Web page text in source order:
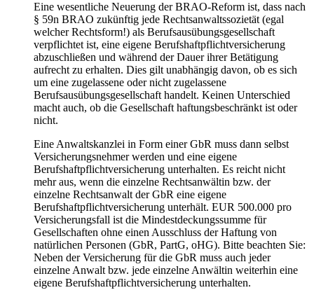
Eine wesentliche Neuerung der BRAO-Reform ist, dass nach
§ 59n BRAO zukünftig jede Rechtsanwaltssozietät (egal
welcher Rechtsform!) als Berufsausübungsgesellschaft
verpflichtet ist, eine eigene Berufshaftpflichtversicherung
abzuschließen und während der Dauer ihrer Betätigung
aufrecht zu erhalten. Dies gilt unabhängig davon, ob es sich
um eine zugelassene oder nicht zugelassene
Berufsausübungsgesellschaft handelt. Keinen Unterschied
macht auch, ob die Gesellschaft haftungsbeschränkt ist oder
nicht.
Eine Anwaltskanzlei in Form einer GbR muss dann selbst
Versicherungsnehmer werden und eine eigene
Berufshaftpflichtversicherung unterhalten. Es reicht nicht
mehr aus, wenn die einzelne Rechtsanwältin bzw. der
einzelne Rechtsanwalt der GbR eine eigene
Berufshaftpflichtversicherung unterhält. EUR 500.000 pro
Versicherungsfall ist die Mindestdeckungssumme für
Gesellschaften ohne einen Ausschluss der Haftung von
natürlichen Personen (GbR, PartG, oHG). Bitte beachten Sie:
Neben der Versicherung für die GbR muss auch jeder
einzelne Anwalt bzw. jede einzelne Anwältin weiterhin eine
eigene Berufshaftpflichtversicherung unterhalten.